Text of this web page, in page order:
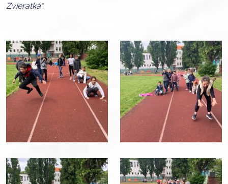
Zvieratká“.